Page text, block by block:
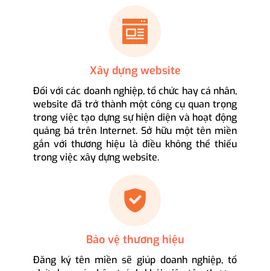
Xây dựng website
Đối với các doanh nghiệp, tổ chức hay cá nhân,
website đã trở thành một công cụ quan trọng
trong việc tạo dựng sự hiện diện và hoạt động
quảng bá trên Internet. Sở hữu một tên miền
gắn với thương hiệu là điều không thể thiếu
trong việc xây dựng website.
Bảo vệ thương hiệu
Đăng ký tên miền sẽ giúp doanh nghiệp, tổ